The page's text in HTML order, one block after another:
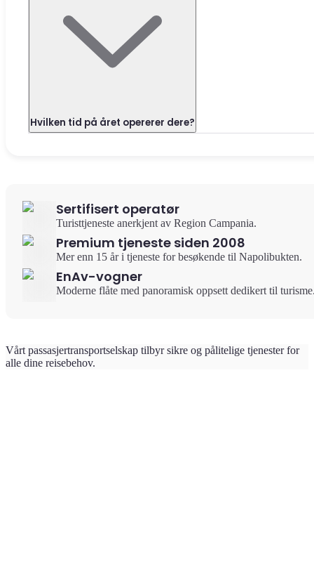
Hvilken tid på året opererer dere?
Sertifisert operatør
Turisttjeneste anerkjent av Region Campania.
Premium tjeneste siden 2008
Mer enn 15 år i tjeneste for besøkende til Napolibukten.
EnAv-vogner
Moderne flåte med panoramisk oppsett dedikert til
Vårt passasjertransportselskap tilbyr sikre og pålitelige tjenester for
alle dine reisebehov.